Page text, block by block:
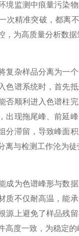
境监测中痕量污染
次精准突破，都离
为高质量分析数据
杂样品分离为一个
色谱系统时，首先
否顺利进入色谱柱
出现拖尾峰、前延
分滞留，导致峰面
与检测工作沦为徒
为色谱峰形与数据
质不仅耐高温，能
源上避免了样品残
度一致，为稳定的